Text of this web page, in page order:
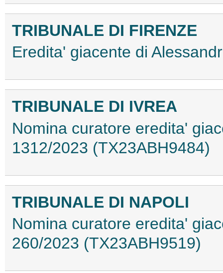
TRIBUNALE DI FIRENZE
Eredita' giacente di
TRIBUNALE DI IVREA
Nomina curatore eredita'
1312/2023 (TX23ABH9484)
TRIBUNALE DI NAPOLI
Nomina curatore eredita'
260/2023 (TX23ABH9519)